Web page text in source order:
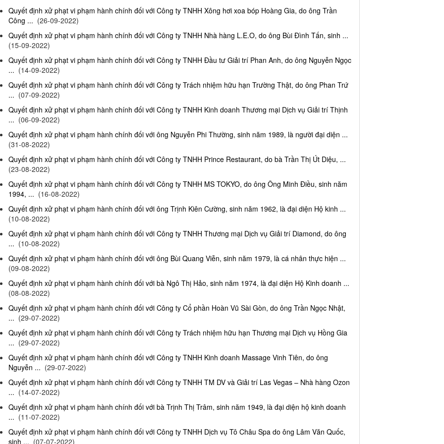
Quyết định xử phạt vi phạm hành chính đối với Công ty TNHH Xông hơi xoa bóp Hoàng Gia, do ông Trần
Công ... (26-09-2022)
Quyết định xử phạt vi phạm hành chính đối với Công ty TNHH Nhà hàng L.E.O, do ông Bùi Đình Tấn, sinh ...
(15-09-2022)
Quyết định xử phạt vi phạm hành chính đối với Công ty TNHH Đầu tư Giải trí Phan Anh, do ông Nguyễn Ngọc
... (14-09-2022)
Quyết định xử phạt vi phạm hành chính đối với Công ty Trách nhiệm hữu hạn Trường Thật, do ông Phan Trứ
... (07-09-2022)
Quyết định xử phạt vi phạm hành chính đối với Công ty TNHH Kinh doanh Thương mại Dịch vụ Giải trí Thịnh
... (06-09-2022)
Quyết định xử phạt vi phạm hành chính đối với ông Nguyễn Phi Thường, sinh năm 1989, là người đại diện ...
(31-08-2022)
Quyết định xử phạt vi phạm hành chính đối với Công ty TNHH Prince Restaurant, do bà Trần Thị Út Diệu, ...
(23-08-2022)
Quyết định xử phạt vi phạm hành chính đối với Công ty TNHH MS TOKYO, do ông Ông Minh Điều, sinh năm
1994, ... (16-08-2022)
Quyết định xử phạt vi phạm hành chính đối với ông Trịnh Kiên Cường, sinh năm 1962, là đại diện Hộ kinh ...
(10-08-2022)
Quyết định xử phạt vi phạm hành chính đối với Công ty TNHH Thương mại Dịch vụ Giải trí Diamond, do ông
... (10-08-2022)
Quyết định xử phạt vi phạm hành chính đối với ông Bùi Quang Viễn, sinh năm 1979, là cá nhân thực hiện ...
(09-08-2022)
Quyết định xử phạt vi phạm hành chính đối với bà Ngô Thị Hảo, sinh năm 1974, là đại diện Hộ Kinh doanh ...
(08-08-2022)
Quyết định xử phạt vi phạm hành chính đối với Công ty Cổ phần Hoàn Vũ Sài Gòn, do ông Trần Ngọc Nhật,
... (29-07-2022)
Quyết định xử phạt vi phạm hành chính đối với Công ty Trách nhiệm hữu hạn Thương mại Dịch vụ Hồng Gia
... (29-07-2022)
Quyết định xử phạt vi phạm hành chính đối với Công ty TNHH Kinh doanh Massage Vinh Tiên, do ông
Nguyễn ... (29-07-2022)
Quyết định xử phạt vi phạm hành chính đối với Công ty TNHH TM DV và Giải trí Las Vegas – Nhà hàng Ozon
... (14-07-2022)
Quyết định xử phạt vi phạm hành chính đối với bà Trịnh Thị Trâm, sinh năm 1949, là đại diện hộ kinh doanh
... (11-07-2022)
Quyết định xử phạt vi phạm hành chính đối với Công ty TNHH Dịch vụ Tô Châu Spa do ông Lâm Văn Quốc,
sinh ... (07-07-2022)